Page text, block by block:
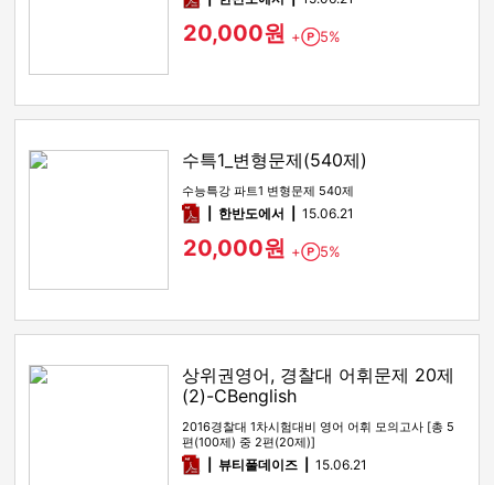
20,000원 + Point
5%
수특1_변형문제(540제)
수능특강 파트1 변형문제 540제
pdf한반도에서 15.06.21
20,000원 + Point
5%
상위권영어, 경찰대 어휘문제 20제
(2)-CBenglish
2016경찰대 1차시험대비 영어 어휘 모의고사 [총 5
편(100제) 중 2편(20제)]
pdf뷰티풀데이즈 15.06.21